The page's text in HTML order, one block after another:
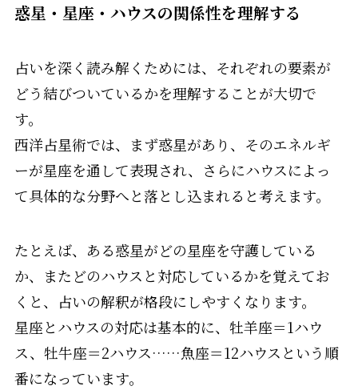
惑星・星座・ハウスの関係性を理解する
占いを深く読み解くためには、それぞれの要素が
どう結びついているかを理解することが大切で
す。
西洋占星術では、まず惑星があり、そのエネルギ
ーが星座を通して表現され、さらにハウスによっ
て具体的な分野へと落とし込まれると考えます。
たとえば、ある惑星がどの星座を守護している
か、またどのハウスと対応しているかを覚えてお
くと、占いの解釈が格段にしやすくなります。
星座とハウスの対応は基本的に、牡羊座＝1ハウ
ス、牡牛座＝2ハウス……魚座＝12ハウスという順
番になっています。